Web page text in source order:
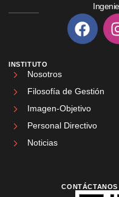
INSTITUTO
Nosotros
Filosofía de Gestión
Imagen-Objetivo
Personal Directivo
Noticias